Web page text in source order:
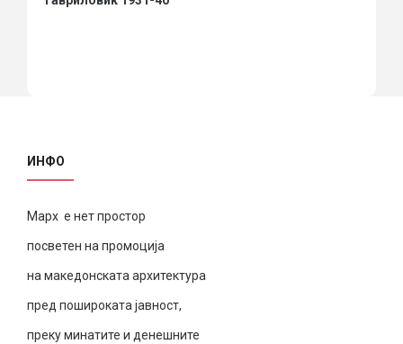
ИНФО
Марх е нет простор
посветен на промоција
на македонската архитектура
пред пошироката јавност,
преку минатите и денешните